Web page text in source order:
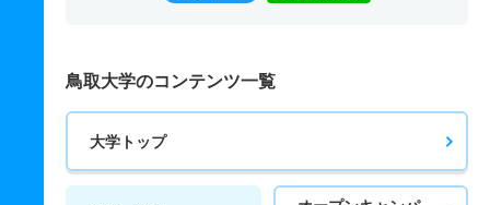
鳥取大学のコンテンツ一覧
大学トップ